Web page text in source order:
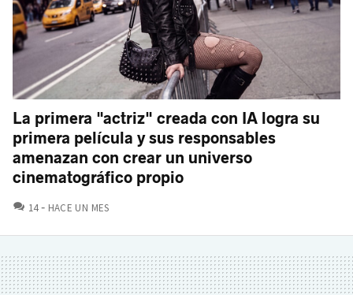
La primera "actriz" creada con IA logra su
primera película y sus responsables
amenazan con crear un universo
cinematográfico propio
14 COMENTARIOS
HACE UN MES